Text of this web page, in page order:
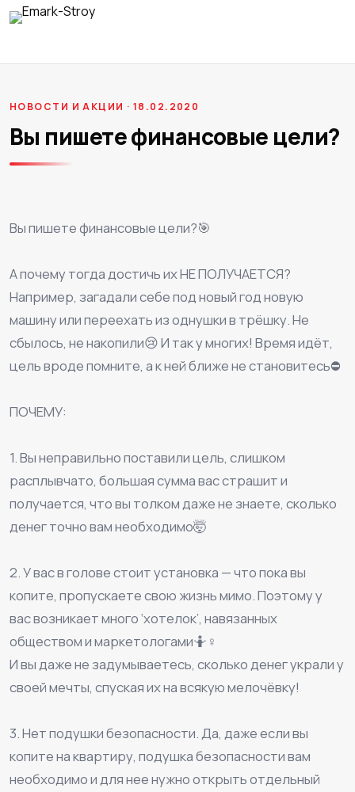
НОВОСТИ И АКЦИИ · 18.02.2020
Вы пишете финансовые цели?
Вы пишете финансовые цели?🎯
А почему тогда достичь их НЕ ПОЛУЧАЕТСЯ?
Например, загадали себе под новый год новую
машину или переехать из однушки в трёшку. Не
сбылось, не накопили😢 И так у многих! Время идёт,
цель вроде помните, а к ней ближе не становитесь⛔
ПОЧЕМУ:
1. Вы неправильно поставили цель, слишком
расплывчато, большая сумма вас страшит и
получается, что вы толком даже не знаете, сколько
денег точно вам необходимо🤯
2. У вас в голове стоит установка — что пока вы
копите, пропускаете свою жизнь мимо. Поэтому у
вас возникает много ‘хотелок’, навязанных
обществом и маркетологами🤷♀
И вы даже не задумываетесь, сколько денег украли у
своей мечты, спуская их на всякую мелочёвку!
3. Нет подушки безопасности. Да, даже если вы
копите на квартиру, подушка безопасности вам
необходимо и для нее нужно открыть отдельный